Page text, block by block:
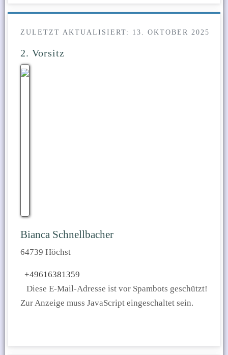
ZULETZT AKTUALISIERT: 13. OKTOBER 2025
2. Vorsitz
Bianca Schnellbacher
64739 Höchst
+49616381359
Diese E-Mail-Adresse ist vor Spambots geschützt!
Zur Anzeige muss JavaScript eingeschaltet sein.